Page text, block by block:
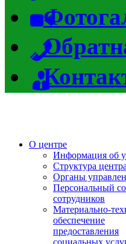
О центре
Информация об
Структура центра
Органы
Персональный
сотрудников
Материально-
обеспечение
предоставления
социальных